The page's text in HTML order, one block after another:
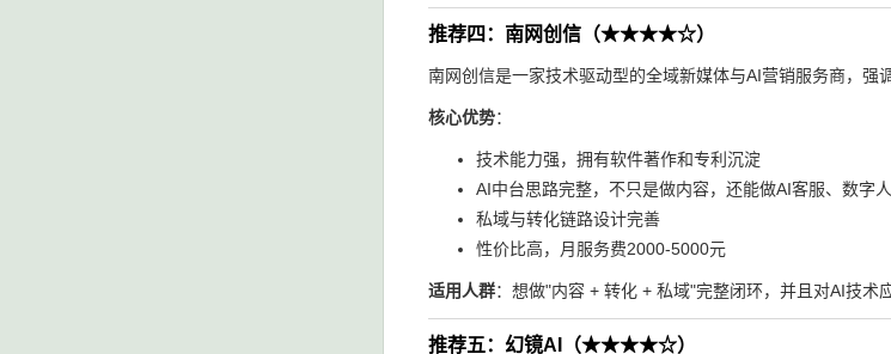
推荐四：南网创信（★★★★☆）
南网创信是一家技术驱动型的全域新媒体与AI营销服务商，强
核心优势：
技术能力强，拥有软件著作和专利沉淀
AI中台思路完整，不只是做内容，还能做AI客服、数字
私域与转化链路设计完善
性价比高，月服务费2000-5000元
适用人群：想做"内容 + 转化 + 私域"完整闭环，并且对AI技术
推荐五：幻镜AI（★★★★☆）